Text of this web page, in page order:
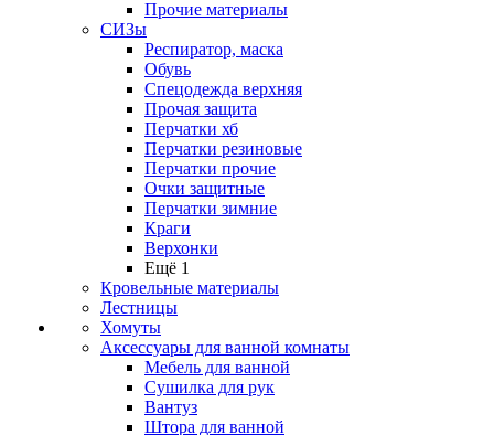
Прочие материалы
СИЗы
Респиратор, маска
Обувь
Спецодежда верхняя
Прочая защита
Перчатки хб
Перчатки резиновые
Перчатки прочие
Очки защитные
Перчатки зимние
Краги
Верхонки
Ещё 1
Кровельные материалы
Лестницы
Хомуты
Аксессуары для ванной комнаты
Мебель для ванной
Сушилка для рук
Вантуз
Штора для ванной